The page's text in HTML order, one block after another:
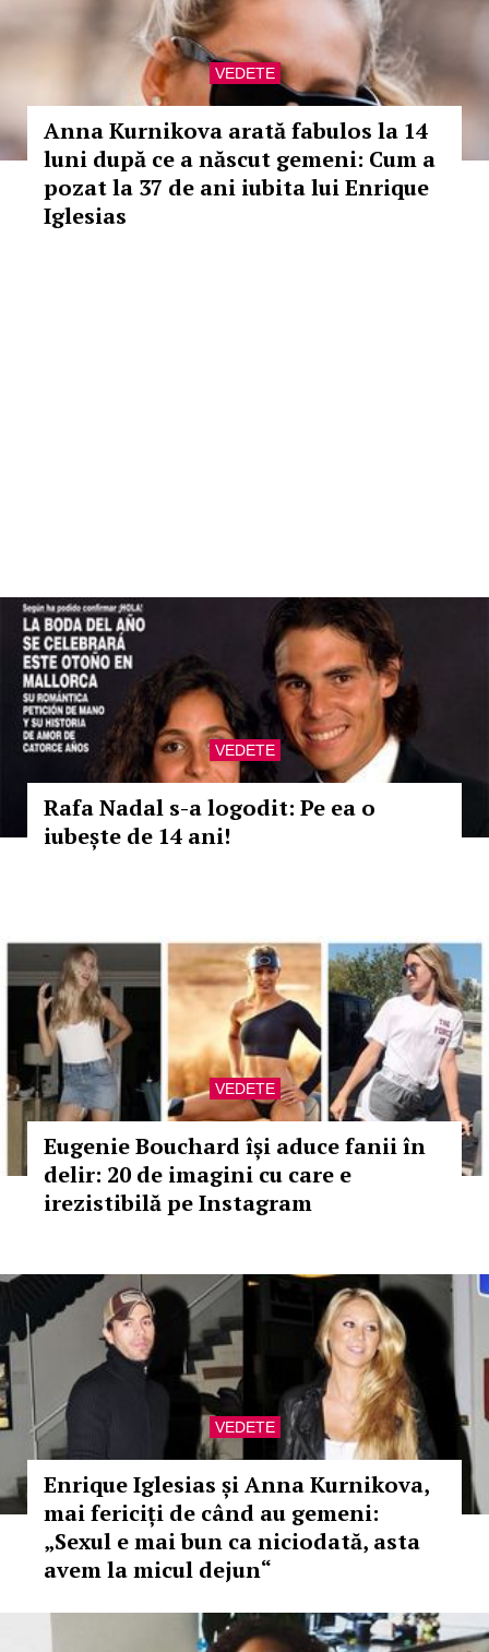
VEDETE
Anna Kurnikova arată fabulos la 14
luni după ce a născut gemeni: Cum a
pozat la 37 de ani iubita lui Enrique
Iglesias
VEDETE
Rafa Nadal s-a logodit: Pe ea o
iubește de 14 ani!
VEDETE
Eugenie Bouchard își aduce fanii în
delir: 20 de imagini cu care e
irezistibilă pe Instagram
VEDETE
Enrique Iglesias și Anna Kurnikova,
mai fericiți de când au gemeni:
„Sexul e mai bun ca niciodată, asta
avem la micul dejun“